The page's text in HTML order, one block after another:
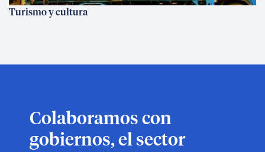
Turismo y cultura
Colaboramos con
gobiernos, el sector